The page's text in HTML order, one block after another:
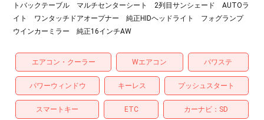
トバックテーブル マルチセンターシート 2列目サンシェード AUTOラ
イト ワンタッチドアオープナー 純正HIDヘッドライト フォグランプ
ウインカーミラー 純正16インチAW
エアコン・クーラー Wエアコン パワステ
パワーウィンドウ キーレス プッシュスタート
スマートキー ETC カーナビ SD